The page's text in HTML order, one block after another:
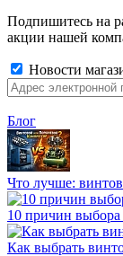
Подпишитесь на
акции нашей
Новости
Блог
Что лучше:
10 причин выбора
Как выбрать